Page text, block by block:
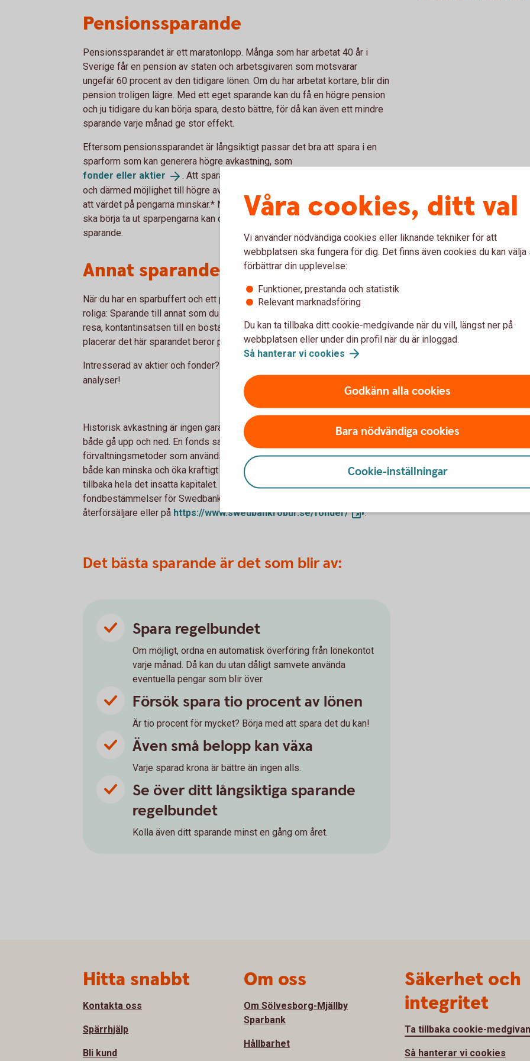
Pensionssparande
Pensionssparandet är ett maratonlopp. Många som har arbetat 40 år i
Sverige får en pension av staten och arbetsgivaren som motsvarar
ungefär 60 procent av den tidigare lönen. Om du har arbetat kortare, blir din
pension troligen lägre. Med ett eget sparande kan du få en högre pension
och ju tidigare du kan börja spara, desto bättre, för då kan även ett mindre
sparande varje månad ge stor effekt.
Eftersom pensionssparandet är långsiktigt passar det bra att spara i en
sparform som kan generera högre avkastning, som
fonder eller aktier
. Att spara i fonder och aktier innebär högre risk,
och därmed möjlighet till högre avkastning, men det innebär också en risk
att värdet på pengarna minskar.* När man närmar sig tidpunkten då man
ska börja ta ut sparpengarna kan det vara bra att minska risken i sitt
sparande.
Annat sparande
När du har en sparbuffert och ett pensionssparande på plats, kommer det
roliga: Sparande till annat som du kanske längtat efter. Det kanske är en
resa, kontantinsatsen till en bostad eller något nytt till hemmet. Hur du
placerar det här sparandet beror på när du vill använda det.
Intresserad av aktier och fonder? Kolla in
analyser!
Historisk avkastning är ingen garanti för framtida avkastning. Börsen kan
både gå upp och ned. En fonds sammansättning och de
förvaltningsmetoder som används, gör att pengar som placeras i fonder
både kan minska och öka kraftigt i värde och det är inte säkert att du får
tillbaka hela det insatta kapitalet. Faktablad, informationsbroschyrer och
fondbestämmelser för Swedbank Roburs fonder finns att hämta hos din
återförsäljare eller på https://www.swedbankrobur.se/fonder/ .
Det bästa sparande är det som blir av:
Spara regelbundet
Om möjligt, ordna en automatisk överföring från lönekontot
varje månad. Då kan du utan dåligt samvete använda
eventuella pengar som blir över.
Försök spara tio procent av lönen
Är tio procent för mycket? Börja med att spara det du kan!
Även små belopp kan växa
Varje sparad krona är bättre än ingen alls.
Se över ditt långsiktiga sparande
regelbundet
Kolla även ditt sparande minst en gång om året.
Våra cookies, ditt val
Vi använder nödvändiga cookies eller liknande tekniker för att
webbplatsen ska fungera för dig. Det finns även cookies du kan välja
förbättrar din upplevelse:
Funktioner, prestanda och statistik
Relevant marknadsföring
Du kan ta tillbaka ditt cookie-medgivande när du vill, längst ner på
webbplatsen eller under din profil när du är inloggad.
Så hanterar vi cookies
Godkänn alla cookies
Bara nödvändiga cookies
Cookie-inställningar
Hitta snabbt
Kontakta oss
Spärrhjälp
Bli kund
Om oss
Om Sölvesborg-Mjällby
Sparbank
Hållbarhet
Säkerhet och
integritet
Ta tillbaka cookie-
Så hanterar vi cookies